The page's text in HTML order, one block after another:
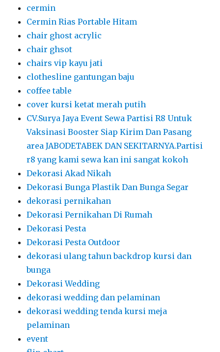
cermin
Cermin Rias Portable Hitam
chair ghost acrylic
chair ghsot
chairs vip kayu jati
clothesline gantungan baju
coffee table
cover kursi ketat merah putih
CV.Surya Jaya Event Sewa Partisi R8 Untuk
Vaksinasi Booster Siap Kirim Dan Pasang
area JABODETABEK DAN SEKITARNYA.Partisi
r8 yang kami sewa kan ini sangat kokoh
Dekorasi Akad Nikah
Dekorasi Bunga Plastik Dan Bunga Segar
dekorasi pernikahan
Dekorasi Pernikahan Di Rumah
Dekorasi Pesta
Dekorasi Pesta Outdoor
dekorasi ulang tahun backdrop kursi dan
bunga
Dekorasi Wedding
dekorasi wedding dan pelaminan
dekorasi wedding tenda kursi meja
pelaminan
event